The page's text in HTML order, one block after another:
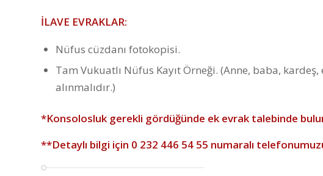
İLAVE EVRAKLAR:
Nüfus cüzdanı fotokopisi.
Tam Vukuatlı Nüfus Kayıt Örneği. (Anne, baba,
alınmalıdır.)
*Konsolosluk gerekli gördüğünde ek evrak talebinde
**Detaylı bilgi için 0 232 446 54 55 numaralı